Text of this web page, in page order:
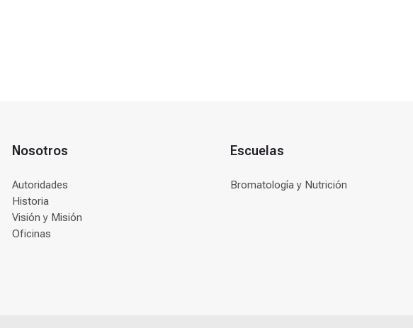
Nosotros
Autoridades
Historia
Visión y Misión
Oficinas
Escuelas
Bromatología y Nutrición